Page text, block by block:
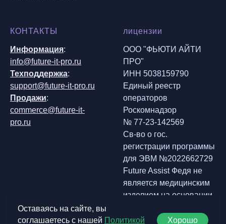
Оставаясь на сайте, вы
соглашаетесь с нашей Политикой Хорошо
КОНТАКТЫ
Информация:
info@future-it-pro.ru
Техподдержка:
support@future-it-pro.ru
Продажи:
commerce@future-it-
pro.ru
лицензии
ООО "ФЬЮТИ АЙТИ
ПРО"
ИНН 5038159790
Единый реестр
операторов
Роскомнадзор
№ 77-23-142569
Св-во о гос.
регистрации программы
для ЭВМ №2022662729
Future Assist Федя не
является медицинским
изделием на основании
ФГБУ «ВНИИИМТ»